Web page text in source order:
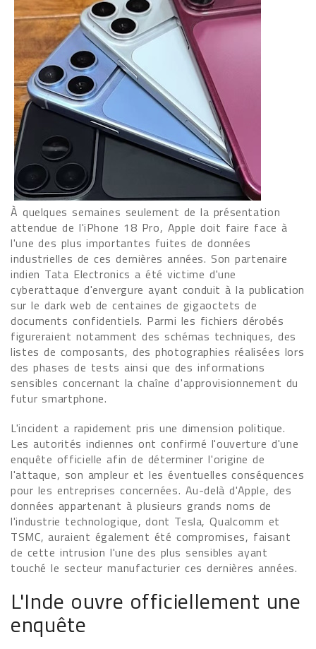
À quelques semaines seulement de la présentation
attendue de l'iPhone 18 Pro, Apple doit faire face à
l'une des plus importantes fuites de données
industrielles de ces dernières années. Son partenaire
indien Tata Electronics a été victime d'une
cyberattaque d'envergure ayant conduit à la publication
sur le dark web de centaines de gigaoctets de
documents confidentiels. Parmi les fichiers dérobés
figureraient notamment des schémas techniques, des
listes de composants, des photographies réalisées lors
des phases de tests ainsi que des informations
sensibles concernant la chaîne d'approvisionnement du
futur smartphone.
L'incident a rapidement pris une dimension politique.
Les autorités indiennes ont confirmé l'ouverture d'une
enquête officielle afin de déterminer l'origine de
l'attaque, son ampleur et les éventuelles conséquences
pour les entreprises concernées. Au-delà d'Apple, des
données appartenant à plusieurs grands noms de
l'industrie technologique, dont Tesla, Qualcomm et
TSMC, auraient également été compromises, faisant
de cette intrusion l'une des plus sensibles ayant
touché le secteur manufacturier ces dernières années.
L'Inde ouvre officiellement une
enquête